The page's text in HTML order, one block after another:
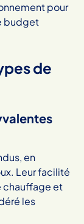
pour
budget
de
en
Leur facilité
chauffage et
les